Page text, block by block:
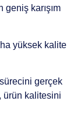
karışım
yüksek kalite
gerçek
ürün kalitesini